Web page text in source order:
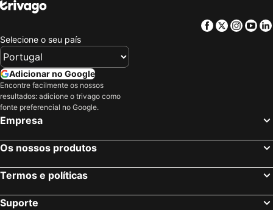
Facebook
Twitter
Selecione o seu país
Adicionar no Google
Encontre facilmente os nossos
resultados: adicione o trivago como
fonte preferencial no Google.
Empresa
Os nossos produtos
Termos e políticas
Suporte